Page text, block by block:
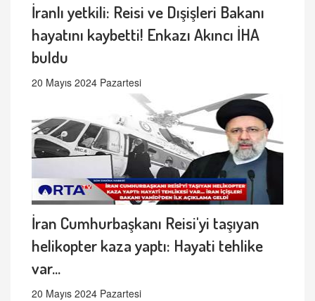
İranlı yetkili: Reisi ve Dışişleri Bakanı
hayatını kaybetti! Enkazı Akıncı İHA
buldu
20 Mayıs 2024 Pazartesi
İran Cumhurbaşkanı Reisi'yi taşıyan
helikopter kaza yaptı: Hayati tehlike
var...
20 Mayıs 2024 Pazartesi